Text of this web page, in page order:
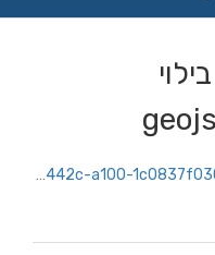
https://netanya.datacity.org.il/dataset/767d1078-32d5-440e-ba0b-